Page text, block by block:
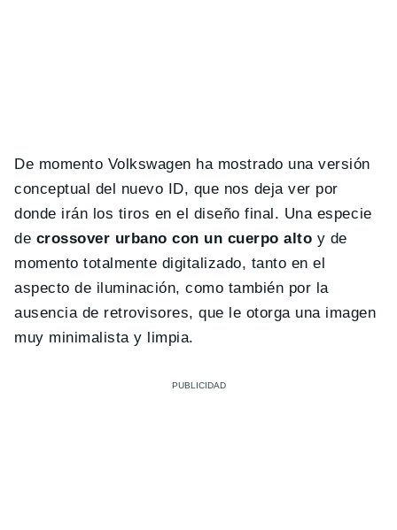
De momento Volkswagen ha mostrado una versión
conceptual del nuevo ID, que nos deja ver por
donde irán los tiros en el diseño final. Una especie
de crossover urbano con un cuerpo alto y de
momento totalmente digitalizado, tanto en el
aspecto de iluminación, como también por la
ausencia de retrovisores, que le otorga una imagen
muy minimalista y limpia.